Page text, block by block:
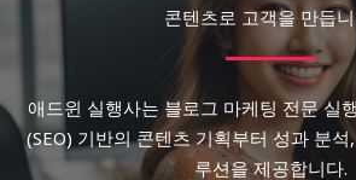
콘텐츠로 고객을 만듭
애드윈 실행사는 블로그 마케팅 전문 실
(SEO) 기반의 콘텐츠 기획부터 성과 분
루션을 제공합니다.